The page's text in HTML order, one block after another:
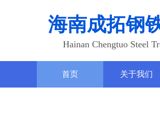
海南成拓钢
Hainan Chengtuo Steel
首页 关于我们